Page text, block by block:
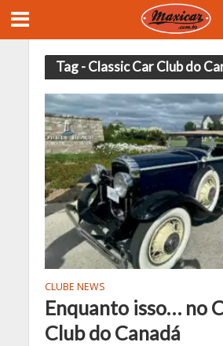
Tag - Classic Car Club do
CLUBE NEWS
Enquanto isso… no
Club do Canadá